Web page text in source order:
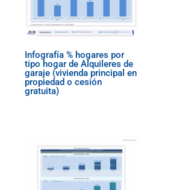
Infografía % hogares por
tipo hogar de Alquileres de
garaje (vivienda principal en
propiedad o cesión
gratuita)